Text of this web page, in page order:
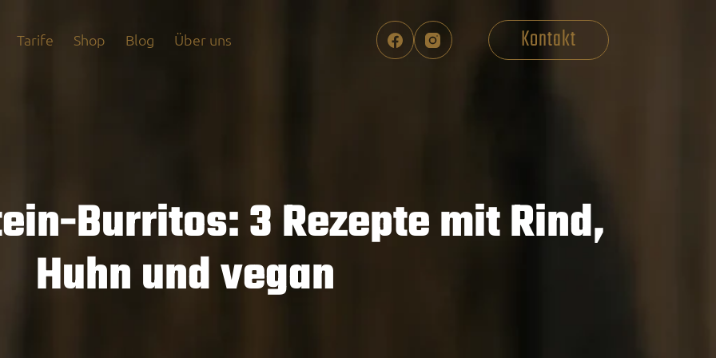
Tarife Shop Blog Über uns Kontakt
Burritos: 3 Rezepte mit Rind,
Huhn und vegan